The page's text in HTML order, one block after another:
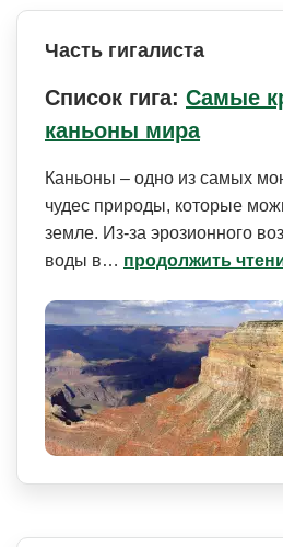
Часть гигалиста
Список гига: Самые
каньоны мира
Каньоны – одно из самых
чудес природы, которые
земле. Из-за эрозионного
воды в… продолжить